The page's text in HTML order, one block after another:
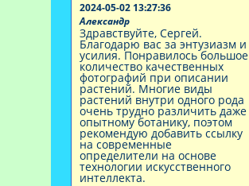
2024-05-02 13:27:36
Александр
Здравствуйте, Сергей.
Благодарю вас за энтузиазм и
усилия. Понравилось большое
количество качественных
фотографий при описании
растений. Многие виды
растений внутри одного рода
очень трудно различить даже
опытному ботанику, поэтом
рекомендую добавить ссылку
на современные
определители на основе
технологии искусственного
интеллекта.